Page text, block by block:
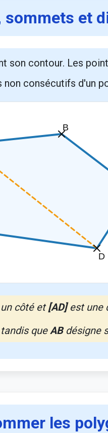
sommets et
son contour. Les
consécutifs d'un
côté et[AD]est une
queABdésigne
les